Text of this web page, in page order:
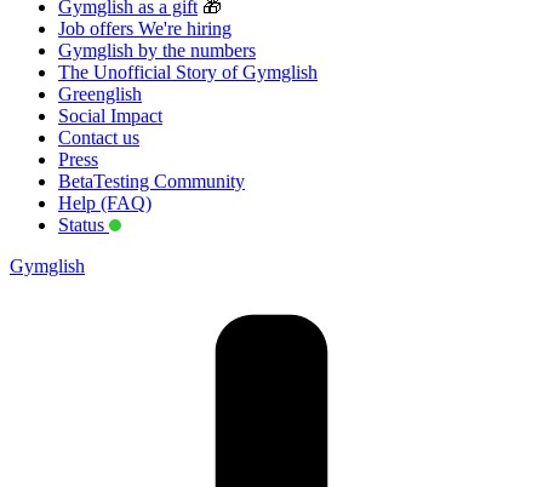
Gymglish as a gift 🎁
Job offers We're hiring
Gymglish by the numbers
The Unofficial Story of Gymglish
Greenglish
Social Impact
Contact us
Press
BetaTesting Community
Help (FAQ)
Status
Gymglish